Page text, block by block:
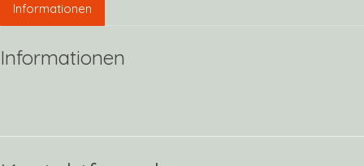
Informationen
Informationen